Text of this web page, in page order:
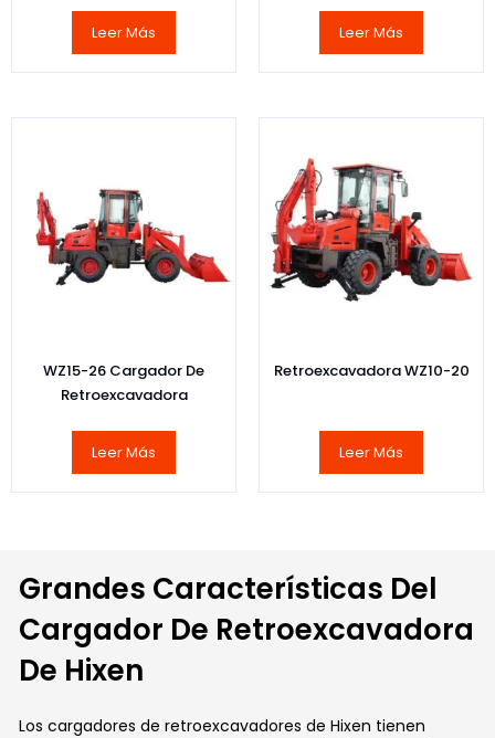
Leer Más Leer Más
WZ15-26 Cargador De
Retroexcavadora
Leer Más
Retroexcavadora WZ10-20
Leer Más
Grandes Características Del
Cargador De Retroexcavadora
De Hixen
Los cargadores de retroexcavadores de Hixen tienen